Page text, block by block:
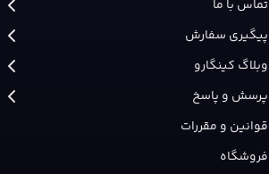
تماس با ما
پیگیری سفارش
وبلاگ کینگارو
پرسش و پاسخ
قوانین و مقررات
فروشگاه